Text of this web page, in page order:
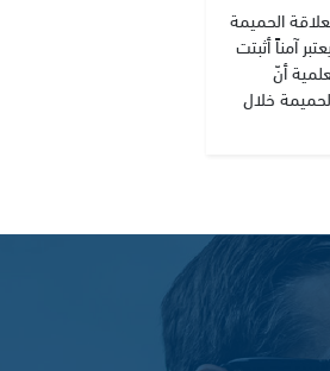
الحميمة
آمناً أثبتت
أنّ
خلال